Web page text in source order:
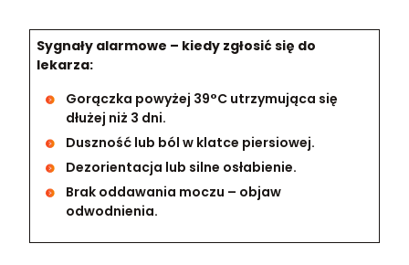
Sygnały alarmowe – kiedy zgłosić się do
lekarza:
Gorączka powyżej 39°C utrzymująca się
dłużej niż 3 dni.
Duszność lub ból w klatce piersiowej.
Dezorientacja lub silne osłabienie.
Brak oddawania moczu – objaw
odwodnienia.